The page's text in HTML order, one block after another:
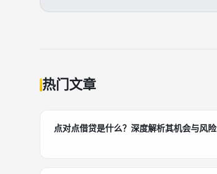
热门文章
点对点借贷是什么？深度解析其机会与风险